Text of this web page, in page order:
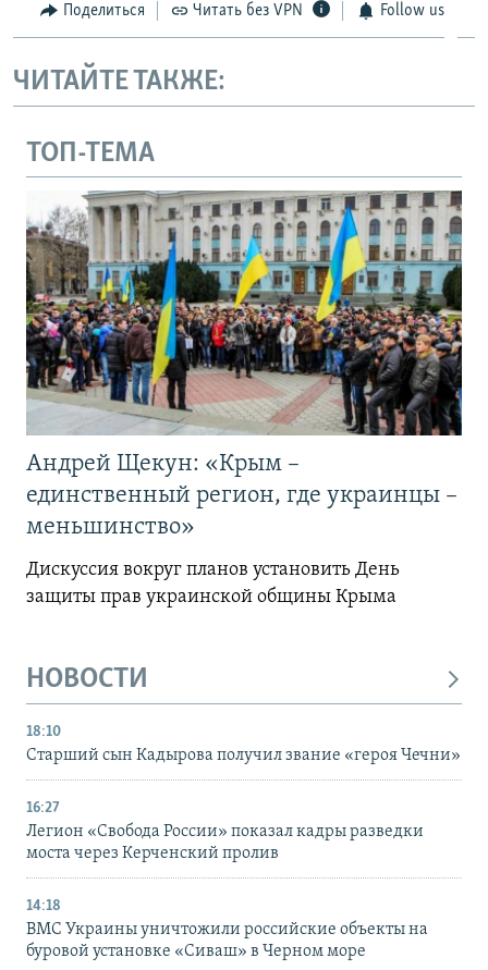
Поделиться Читать без VPN Follow us
ЧИТАЙТЕ ТАКЖЕ:
ТОП-ТЕМА
Андрей Щекун: «Крым –
единственный регион, где украинцы –
меньшинство»
Дискуссия вокруг планов установить День
защиты прав украинской общины Крыма
НОВОСТИ
18:10
Старший сын Кадырова получил звание «героя Чечни»
16:27
Легион «Свобода России» показал кадры разведки
моста через Керченский пролив
14:18
ВМС Украины уничтожили российские объекты на
буровой установке «Сиваш» в Черном море